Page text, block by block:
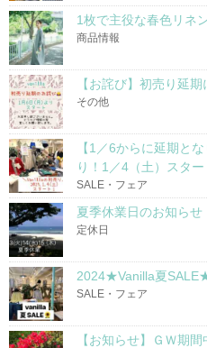
1枚で主役な春色リネ
商品情報
【お詫び】初売り延
その他
【1／6からに延期と
り！1／4（土）スター
SALE・フェア
夏季休業日のお知らせ
定休日
2024★Vanilla夏
SALE・フェア
【お知らせ】ＧＷ期